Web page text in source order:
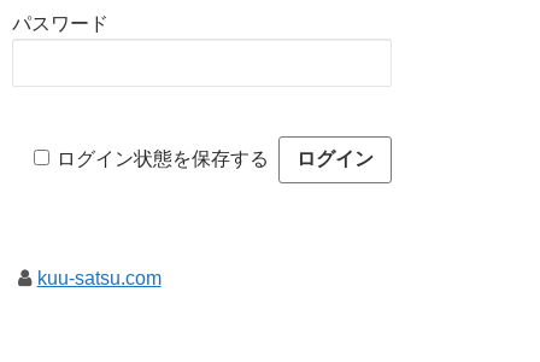
パスワード
ログイン状態を保存する
kuu-satsu.com